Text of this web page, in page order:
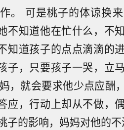
。 可是桃子的体谅换
不知道他在忙什么，不
知道孩子的点点滴滴的
子，只要孩子一哭，立
，就会要求他少点应酬
应，行动上却从不做，
的影响，妈妈对他的不